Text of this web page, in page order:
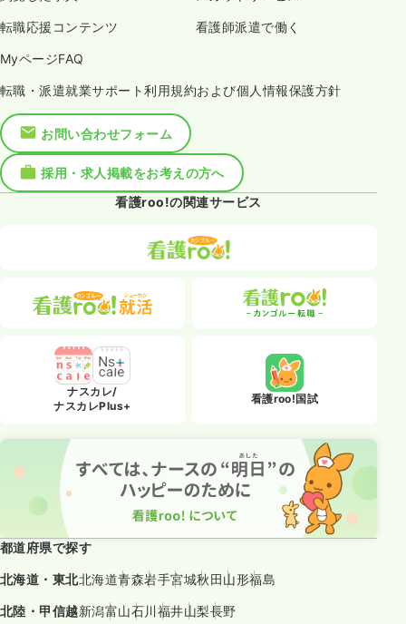
転職応援コンテンツ 看護師派遣で働く
MyページFAQ
転職・派遣就業サポート利用規約および個人情報保護方針
お問い合わせフォーム
採用・求人掲載をお考えの方へ
看護roo!の関連サービス
ナスカレ/
ナスカレPlus+
看護roo!国試
都道府県で探す
北海道・東北北海道青森岩手宮城秋田山形福島
北陸・甲信越新潟富山石川福井山梨長野